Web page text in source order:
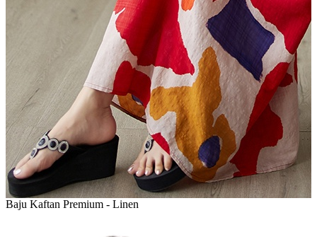
Baju Kaftan Premium - Linen